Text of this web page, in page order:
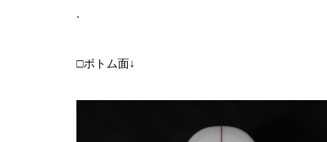
.
□ボトム面↓